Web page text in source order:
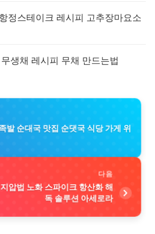
정스테이크 레시피 고추장마요소
생채 레시피 무채 만드는법
발 순대국 맛집 순댓국 식당 가게 위
다음
압법 노화 스파이크 항산화 해
독 솔루션 아세로라